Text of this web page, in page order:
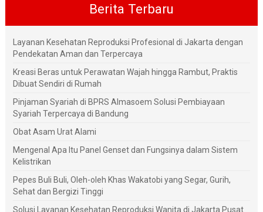
Berita Terbaru
Layanan Kesehatan Reproduksi Profesional di Jakarta dengan
Pendekatan Aman dan Terpercaya
Kreasi Beras untuk Perawatan Wajah hingga Rambut, Praktis
Dibuat Sendiri di Rumah
Pinjaman Syariah di BPRS Almasoem Solusi Pembiayaan
Syariah Terpercaya di Bandung
Obat Asam Urat Alami
Mengenal Apa Itu Panel Genset dan Fungsinya dalam Sistem
Kelistrikan
Pepes Buli Buli, Oleh-oleh Khas Wakatobi yang Segar, Gurih,
Sehat dan Bergizi Tinggi
Solusi Layanan Kesehatan Reproduksi Wanita di Jakarta Pusat